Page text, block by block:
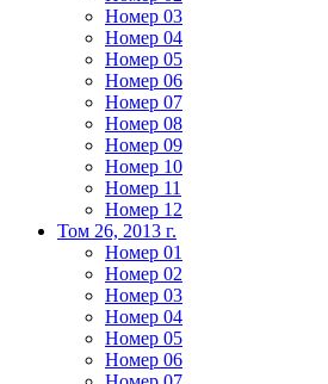
Номер 03
Номер 04
Номер 05
Номер 06
Номер 07
Номер 08
Номер 09
Номер 10
Номер 11
Номер 12
Том 26, 2013 г.
Номер 01
Номер 02
Номер 03
Номер 04
Номер 05
Номер 06